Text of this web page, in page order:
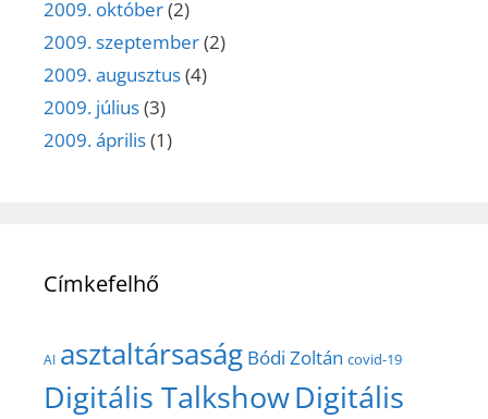
2009. október(2)
2009. szeptember(2)
2009. augusztus(4)
2009. július(3)
2009. április(1)
Címkefelhő
AI asztaltársaság Bódi Zoltán covid-19
Digitális TalkshowDigitális